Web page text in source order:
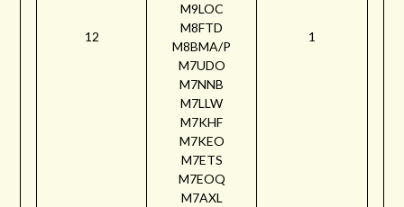
12
M9LOC
M8FTD
M8BMA/P
M7UDO
M7NNB
M7LLW
M7KHF
M7KEO
M7ETS
M7EOQ
M7AXL
1